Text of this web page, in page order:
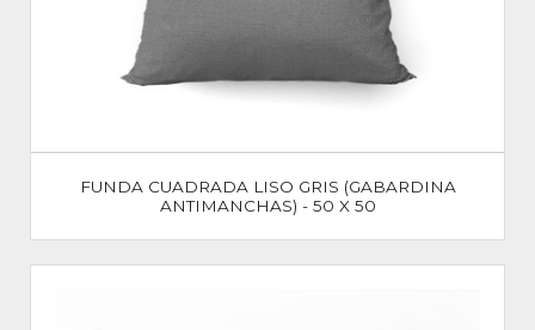
FUNDA CUADRADA LISO GRIS (GABARDINA
ANTIMANCHAS) - 50 X 50